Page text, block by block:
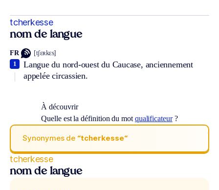
tcherkesse
nom de langue
FR [tʃɛʀkɛs]
Langue du nord-ouest du Caucase, anciennement
appelée circassien.
1
À découvrir
Quelle est la définition du mot qualificateur?
Synonymes de “tcherkesse“
tcherkesse
nom de langue